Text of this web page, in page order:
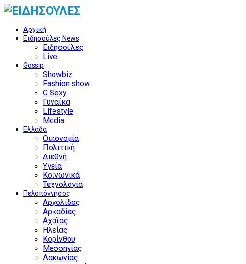
Αρχική
Ειδησούλες News
Ειδησούλες
Live
Gossip
Showbiz
Fashion show
G Sexy
Γυναίκα
Lifestyle
Media
Ελλάδα
Οικονομία
Πολιτική
Διεθνή
Υγεία
Κοινωνικά
Τεχνολογία
Πελοπόννησος
Αργολίδος
Αρκαδίας
Αχαΐας
Ηλείας
Κορίνθου
Μεσσηνίας
Λακωνίας